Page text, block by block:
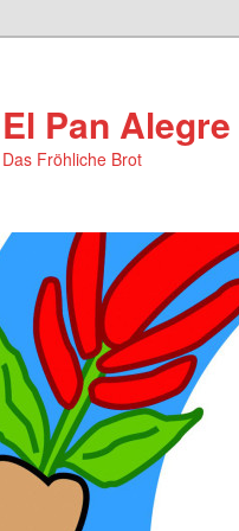
El Pan Alegre
Das Fröhliche Brot